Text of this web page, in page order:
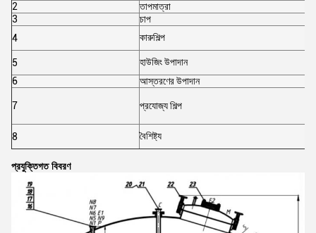
2
তাপমাত্রা
3
চাপ
4
কারুশিল্প
5
হাউজিং উপাদান
6
আস্তরণের উপাদান
7 প্রযোজ্য শিল্প
8 বৈশিষ্ট্য
প্রযুক্তিগত বিবরণ